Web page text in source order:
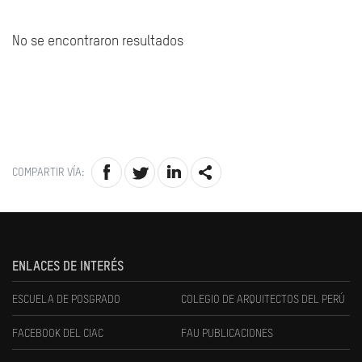
No se encontraron resultados
COMPARTIR VÍA:
ENLACES DE INTERÉS
ESCUELA DE POSGRADO COLEGIO DE ARQUITECTOS DEL PERÚ
FACEBOOK DEL CIAC FAU PUBLICACIONES